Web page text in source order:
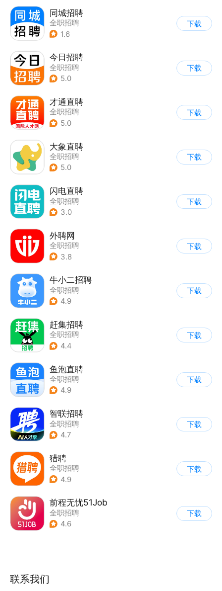
同城招聘
全职招聘
1.6
下载
今日招聘
全职招聘
5.0
下载
才通直聘
全职招聘
5.0
下载
大象直聘
全职招聘
5.0
下载
闪电直聘
全职招聘
3.0
下载
外聘网
全职招聘
3.8
下载
牛小二招聘
全职招聘
4.9
下载
赶集招聘
全职招聘
4.4
下载
鱼泡直聘
全职招聘
4.9
下载
智联招聘
全职招聘
4.7
下载
猎聘
全职招聘
4.9
下载
前程无忧51Job
全职招聘
4.6
下载
联系我们